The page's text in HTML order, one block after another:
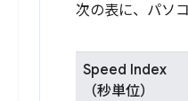
次の表に、パソ
Speed Index
（秒単位）